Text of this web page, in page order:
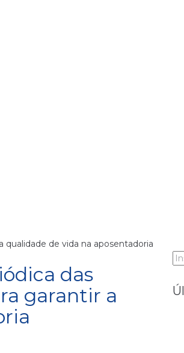
qualidade de vida na aposentadoria
das
garantir a